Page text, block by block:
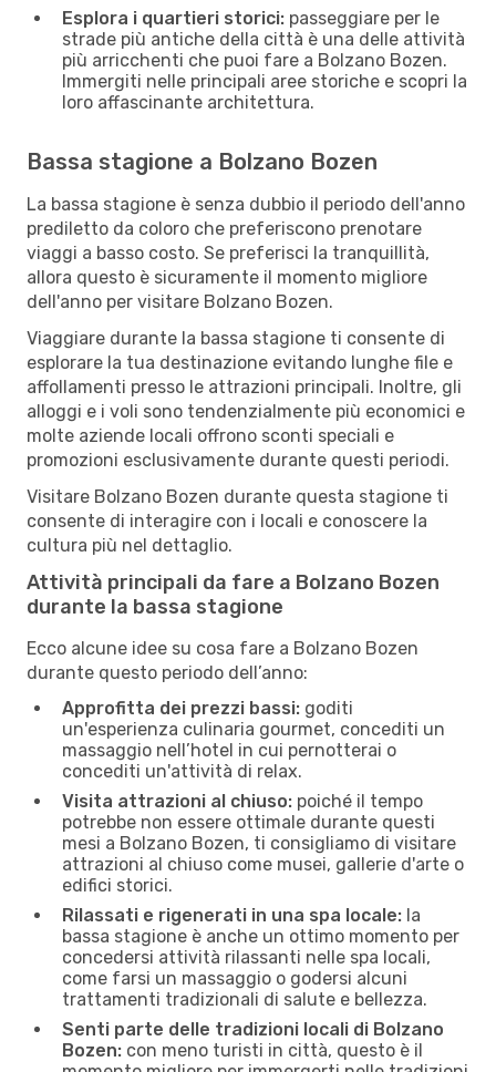
Esplora i quartieri storici: passeggiare per le
strade più antiche della città è una delle attività
più arricchenti che puoi fare a Bolzano Bozen.
Immergiti nelle principali aree storiche e scopri la
loro affascinante architettura.
Bassa stagione a Bolzano Bozen
La bassa stagione è senza dubbio il periodo dell'anno
prediletto da coloro che preferiscono prenotare
viaggi a basso costo. Se preferisci la tranquillità,
allora questo è sicuramente il momento migliore
dell'anno per visitare Bolzano Bozen.
Viaggiare durante la bassa stagione ti consente di
esplorare la tua destinazione evitando lunghe file e
affollamenti presso le attrazioni principali. Inoltre, gli
alloggi e i voli sono tendenzialmente più economici e
molte aziende locali offrono sconti speciali e
promozioni esclusivamente durante questi periodi.
Visitare Bolzano Bozen durante questa stagione ti
consente di interagire con i locali e conoscere la
cultura più nel dettaglio.
Attività principali da fare a Bolzano Bozen
durante la bassa stagione
Ecco alcune idee su cosa fare a Bolzano Bozen
durante questo periodo dell’anno:
Approfitta dei prezzi bassi: goditi
un'esperienza culinaria gourmet, concediti un
massaggio nell’hotel in cui pernotterai o
concediti un'attività di relax.
Visita attrazioni al chiuso: poiché il tempo
potrebbe non essere ottimale durante questi
mesi a Bolzano Bozen, ti consigliamo di visitare
attrazioni al chiuso come musei, gallerie d'arte o
edifici storici.
Rilassati e rigenerati in una spa locale: la
bassa stagione è anche un ottimo momento per
concedersi attività rilassanti nelle spa locali,
come farsi un massaggio o godersi alcuni
trattamenti tradizionali di salute e bellezza.
Senti parte delle tradizioni locali di Bolzano
Bozen: con meno turisti in città, questo è il